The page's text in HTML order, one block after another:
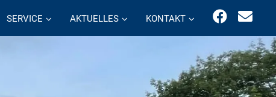
SERVICE AKTUELLES KONTAKT